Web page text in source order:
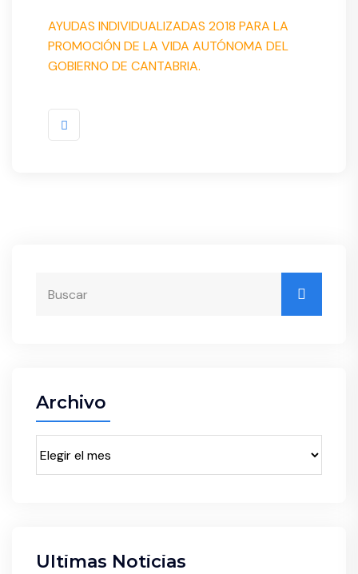
AYUDAS INDIVIDUALIZADAS 2018 PARA LA
PROMOCIÓN DE LA VIDA AUTÓNOMA DEL
GOBIERNO DE CANTABRIA.
Archivo
Últimas Noticias